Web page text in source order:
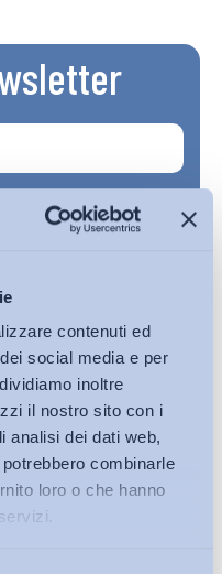
contenuti ed
social media e per
inoltre
il nostro sito con i
analisi dei dati web,
combinarle
loro o che hanno